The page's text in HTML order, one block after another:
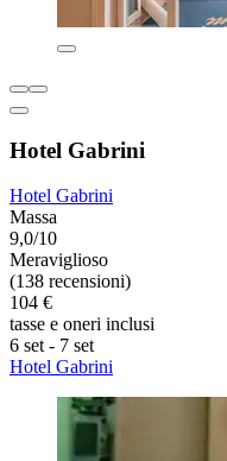
Hotel Gabrini
Hotel Gabrini
Massa
9,0/10
Meraviglioso
(138 recensioni)
104 €
tasse e oneri inclusi
6 set - 7 set
Hotel Gabrini